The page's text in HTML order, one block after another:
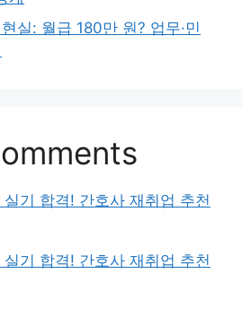
실: 월급 180만 원? 업무·민
기 합격! 간호사 재취업 추천
기 합격! 간호사 재취업 추천